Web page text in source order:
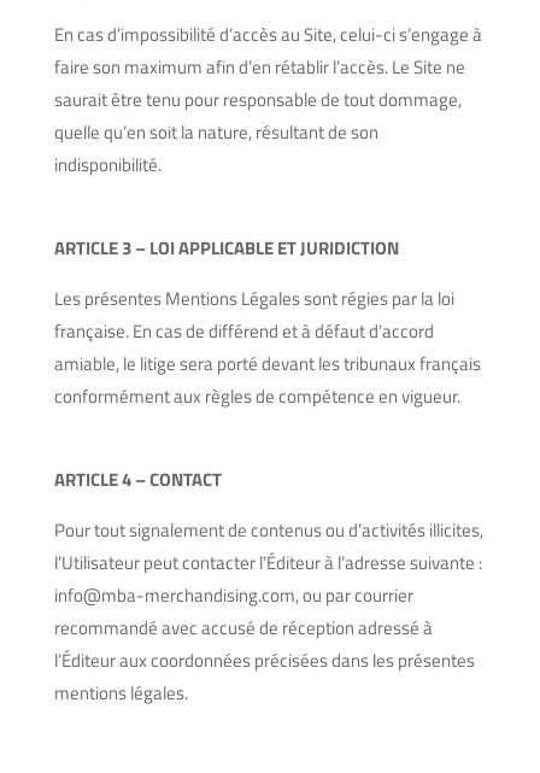
En cas d’impossibilité d’accès au Site, celui-ci s’engage à
faire son maximum afin d’en rétablir l’accès. Le Site ne
saurait être tenu pour responsable de tout dommage,
quelle qu’en soit la nature, résultant de son
indisponibilité.
ARTICLE 3 – LOI APPLICABLE ET JURIDICTION
Les présentes Mentions Légales sont régies par la loi
française. En cas de différend et à défaut d’accord
amiable, le litige sera porté devant les tribunaux français
conformément aux règles de compétence en vigueur.
ARTICLE 4 – CONTACT
Pour tout signalement de contenus ou d’activités illicites,
l’Utilisateur peut contacter l’Éditeur à l’adresse suivante :
info@mba-merchandising.com, ou par courrier
recommandé avec accusé de réception adressé à
l’Éditeur aux coordonnées précisées dans les présentes
mentions légales.